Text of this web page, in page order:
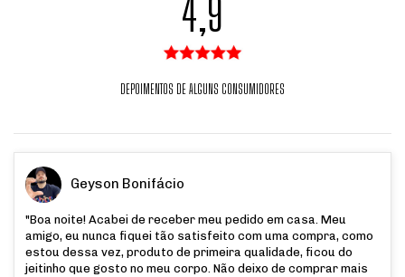
4,9
DEPOIMENTOS DE ALGUNS CONSUMIDORES
Geyson Bonifácio
"Boa noite! Acabei de receber meu pedido em casa. Meu
amigo, eu nunca fiquei tão satisfeito com uma compra, como
estou dessa vez, produto de primeira qualidade, ficou do
jeitinho que gosto no meu corpo. Não deixo de comprar mais